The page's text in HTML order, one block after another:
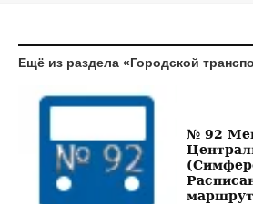
Ещё из раздела «Городской
№ 92